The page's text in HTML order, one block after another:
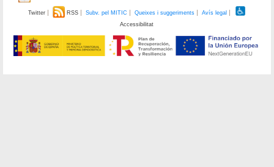
Twitter RSS Subv. pel MITIC Queixes i suggeriments
Avís legal
Accessibilitat